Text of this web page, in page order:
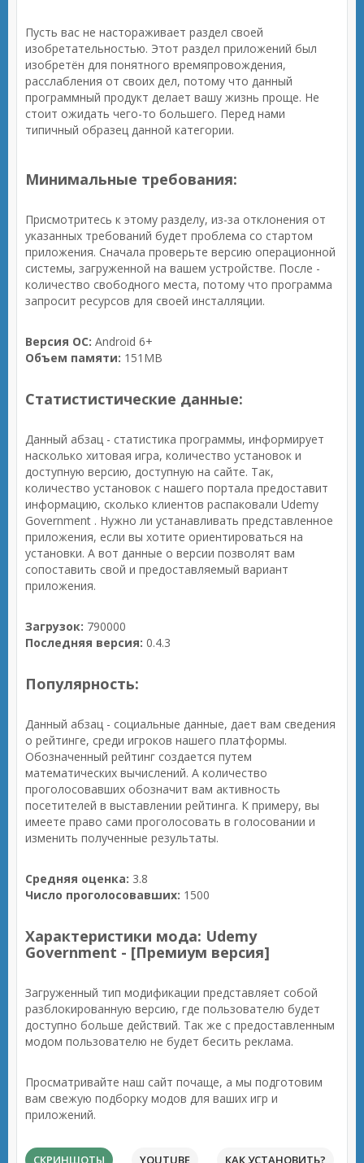
Пусть вас не настораживает раздел своей
изобретательностью. Этот раздел приложений был
изобретён для понятного времяпровождения,
расслабления от своих дел, потому что данный
программный продукт делает вашу жизнь проще. Не
стоит ожидать чего-то большего. Перед нами
типичный образец данной категории.
Минимальные требования:
Присмотритесь к этому разделу, из-за отклонения от
указанных требований будет проблема со стартом
приложения. Сначала проверьте версию операционной
системы, загруженной на вашем устройстве. После -
количество свободного места, потому что программа
запросит ресурсов для своей инсталляции.
Версия ОС: Android 6+
Объем памяти: 151MB
Статистистические данные:
Данный абзац - статистика программы, информирует
насколько хитовая игра, количество установок и
доступную версию, доступную на сайте. Так,
количество установок с нашего портала предоставит
информацию, сколько клиентов распаковали Udemy
Government . Нужно ли устанавливать представленное
приложения, если вы хотите ориентироваться на
установки. А вот данные о версии позволят вам
сопоставить свой и предоставляемый вариант
приложения.
Загрузок: 790000
Последняя версия: 0.4.3
Популярность:
Данный абзац - социальные данные, дает вам сведения
о рейтинге, среди игроков нашего платформы.
Обозначенный рейтинг создается путем
математических вычислений. А количество
проголосовавших обозначит вам активность
посетителей в выставлении рейтинга. К примеру, вы
имеете право сами проголосовать в голосовании и
изменить полученные результаты.
Средняя оценка: 3.8
Число проголосовавших: 1500
Характеристики мода: Udemy
Government - [Премиум версия]
Загруженный тип модификации представляет собой
разблокированную версию, где пользователю будет
доступно больше действий. Так же с предоставленным
модом пользователю не будет бесить реклама.
Просматривайте наш сайт почаще, а мы подготовим
вам свежую подборку модов для ваших игр и
приложений.
СКРИНШОТЫ YOUTUBE КАК УСТАНОВИТЬ?